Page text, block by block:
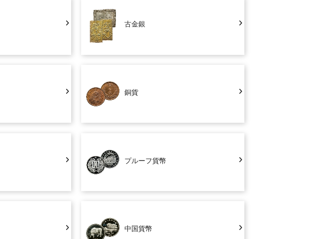
古金銀
銅貨
プルーフ貨幣
中国貨幣